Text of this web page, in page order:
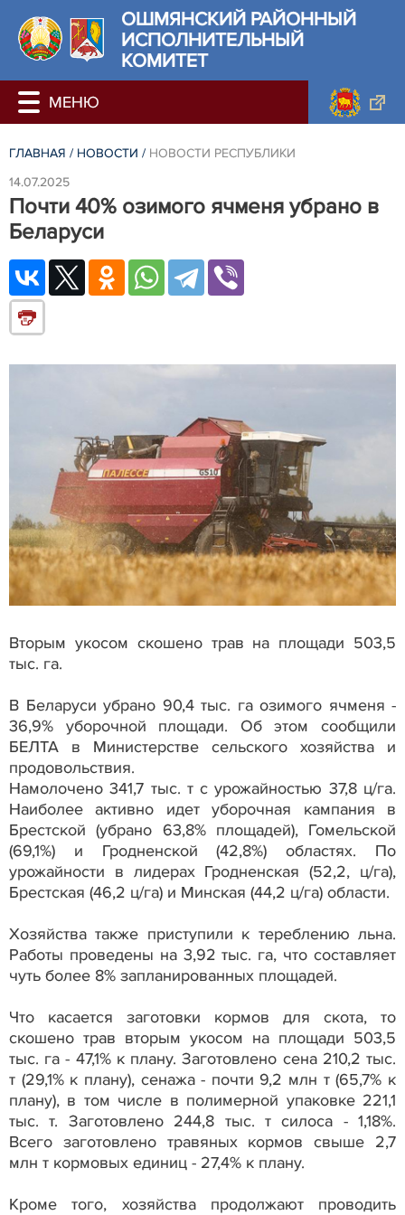
ОШМЯНСКИЙ РАЙОННЫЙ
ИСПОЛНИТЕЛЬНЫЙ
КОМИТЕТ
ГЛАВНАЯ / НОВОСТИ / НОВОСТИ РЕСПУБЛИКИ
14.07.2025
Почти 40% озимого ячменя убрано в
Беларуси
Вторым укосом скошено трав на площади 503,5
тыс. га.
В Беларуси убрано 90,4 тыс. га озимого ячменя -
36,9% уборочной площади. Об этом сообщили
БЕЛТА в Министерстве сельского хозяйства и
продовольствия.
Намолочено 341,7 тыс. т с урожайностью 37,8 ц/га.
Наиболее активно идет уборочная кампания в
Брестской (убрано 63,8% площадей), Гомельской
(69,1%) и Гродненской (42,8%) областях. По
урожайности в лидерах Гродненская (52,2, ц/га),
Брестская (46,2 ц/га) и Минская (44,2 ц/га) области.
Хозяйства также приступили к тереблению льна.
Работы проведены на 3,92 тыс. га, что составляет
чуть более 8% запланированных площадей.
Что касается заготовки кормов для скота, то
скошено трав вторым укосом на площади 503,5
тыс. га - 47,1% к плану. Заготовлено сена 210,2 тыс.
т (29,1% к плану), сенажа - почти 9,2 млн т (65,7% к
плану), в том числе в полимерной упаковке 221,1
тыс. т. Заготовлено 244,8 тыс. т силоса - 1,18%.
Всего заготовлено травяных кормов свыше 2,7
млн т кормовых единиц - 27,4% к плану.
Кроме того, хозяйства продолжают проводить